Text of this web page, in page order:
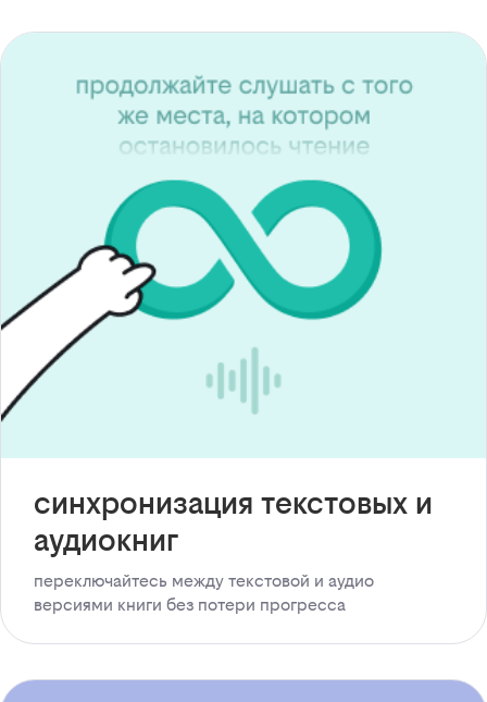
синхронизация текстовых и
аудиокниг
переключайтесь между текстовой и аудио
версиями книги без потери прогресса